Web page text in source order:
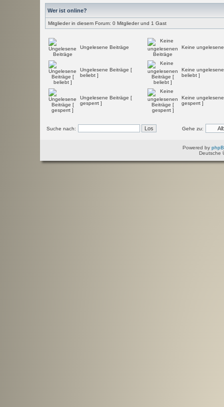
Wer ist online?
Mitglieder in diesem Forum: 0 Mitglieder und 1 Gast
Ungelesene Beiträge Keine
Ungelesene Beiträge [
beliebt ]
Keine
beliebt ]
Ungelesene Beiträge [
gesperrt ]
Keine
gesperrt ]
Suche nach: Gehe zu:
Powered by
Deutsche